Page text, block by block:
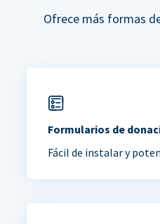
Ofrece más formas
Formularios de
Fácil de instalar y